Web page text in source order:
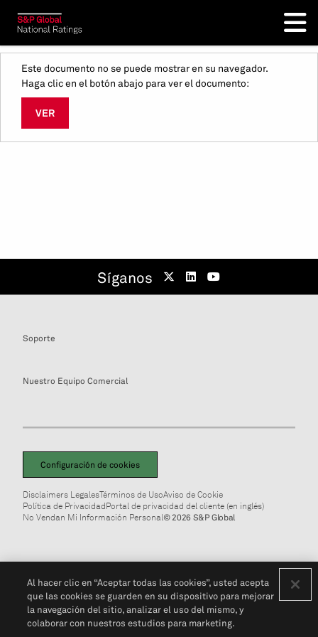
Este documento no se puede mostrar en su navegador.
Haga clic en el botón abajo para ver el documento:
VER
Síganos
Soporte
Nuestro Equipo Comercial
Configuración de cookies
Disclaimers LegalesTérminos de UsoAviso de Cookie
Política de PrivacidadPortal de privacidad del cliente (en inglés)
No Vendan Mi Información Personal© 2026 S&P Global
Al hacer clic en “Aceptar todas las cookies”, usted acepta
que las cookies se guarden en su dispositivo para mejorar
la navegación del sitio, analizar el uso del mismo, y
colaborar con nuestros estudios para marketing.